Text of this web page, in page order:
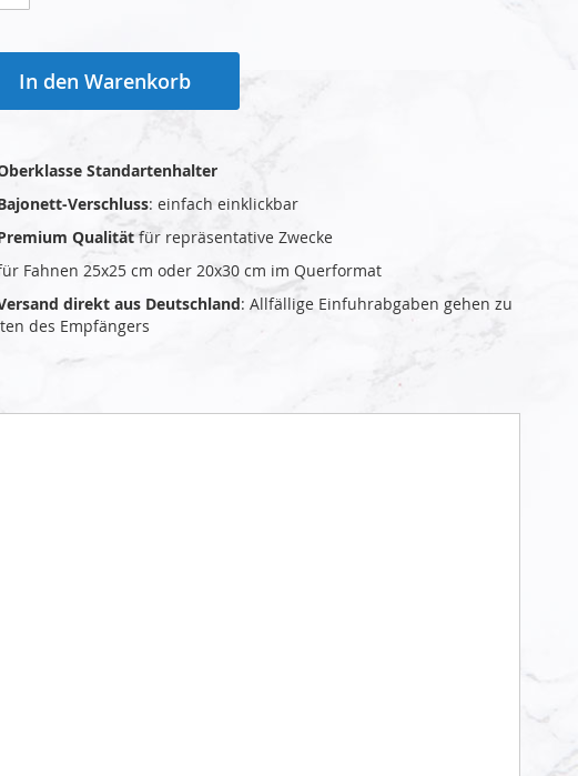
In den Warenkorb
Standartenhalter
Verschluss: einfach einklickbar
Qualität für repräsentative Zwecke
Fahnen 25x25 cm oder 20x30 cm im Querformat
direkt aus Deutschland: Allfällige Einfuhrabgaben gehen zu
des Empfängers